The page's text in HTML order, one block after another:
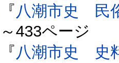
『 八潮市史 民
～433ページ
『 八潮市史 史